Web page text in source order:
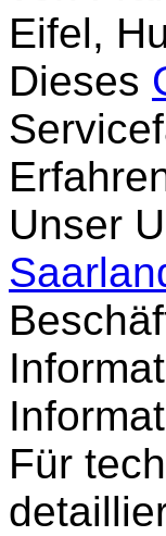
Eifel,
Dieses
Unser
Für